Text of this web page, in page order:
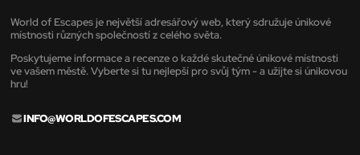
World of Escapes je největší adresářový web, který sdružuje únikové
místnosti různých společností z celého světa.
Poskytujeme informace a recenze o každé skutečné únikové místnosti
ve vašem městě. Vyberte si tu nejlepší pro svůj tým - a užijte si únikovou
hru!
INFO@WORLDOFESCAPES.COM